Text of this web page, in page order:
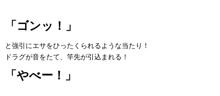
「ゴンッ！」
と強引にエサをひったくられるような当たり！
ドラグが音をたて、竿先が引込まれる！
「やべー！」